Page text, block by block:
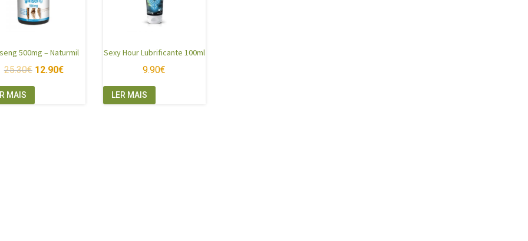
500mg – Naturmil
25.30€ 12.90€
MAIS
Sexy Hour Lubrificante 100ml
9.90€
LER MAIS